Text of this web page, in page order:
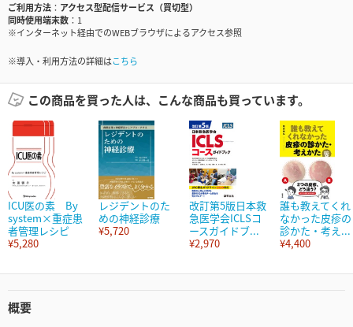
ご利用方法
アクセス型配信サービス（買切型）
同時使用端末数
1
※インターネット経由でのWEBブラウザによるアクセス参照
※導入・利用方法の詳細はこちら
この商品を買った人は、こんな商品も買っています。
ICU医の素 By
system×重症患
者管理レシピ
¥5,280
レジデントのた
めの神経診療
¥5,720
改訂第5版日本救
急医学会ICLSコ
ースガイドブ...
¥2,970
誰も教えてくれ
なかった皮疹の
診かた・考え...
¥4,400
概要